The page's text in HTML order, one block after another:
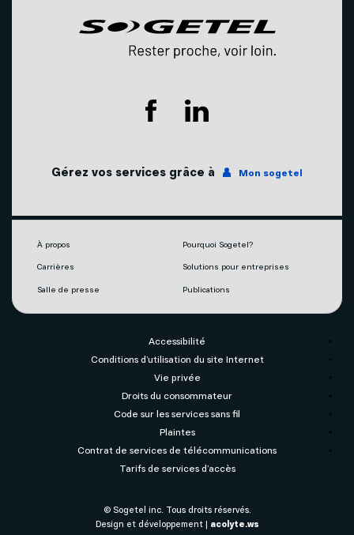
Promotions
Compte et facturation
Mobilité
Capsules vidéos
Nos succursales
Agents mobilité autorisés
Gérez vos services grâce à Mon sogetel
À propos Pourquoi Sogetel?
Carrières Solutions pour entreprises
Salle de presse Publications
Accessibilité
Conditions d’utilisation du site Internet
Vie privée
Droits du consommateur
Code sur les services sans fil
Plaintes
Contrat de services de télécommunications
Tarifs de services d’accès
© Sogetel inc. Tous droits réservés.
Design et développement | acolyte.ws